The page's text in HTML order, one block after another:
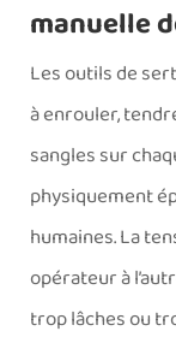
manuelle
Les outils de
à enrouler,
sangles sur
physiquement
humaines. La
opérateur à
trop lâches ou